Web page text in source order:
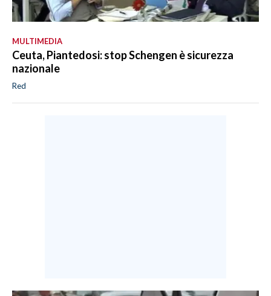
MULTIMEDIA
Ceuta, Piantedosi: stop Schengen è sicurezza
nazionale
Red